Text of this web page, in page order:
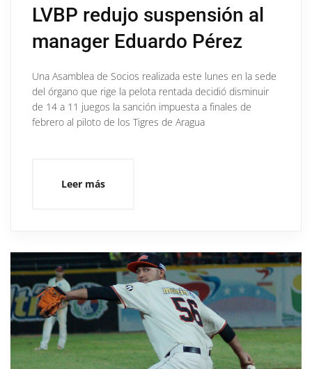
LVBP redujo suspensión al
manager Eduardo Pérez
Una Asamblea de Socios realizada este lunes en la sede
del órgano que rige la pelota rentada decidió disminuir
de 14 a 11 juegos la sanción impuesta a finales de
febrero al piloto de los Tigres de Aragua
Leer más